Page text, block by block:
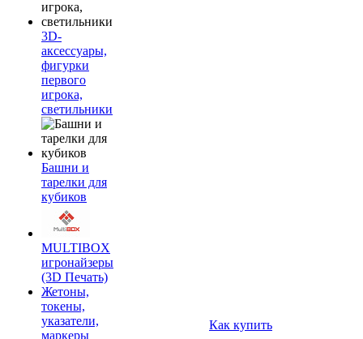
3D-
аксессуары,
фигурки
первого
игрока,
светильники
Башни и
тарелки для
кубиков
MULTIBOX
игронайзеры
(3D Печать)
Жетоны,
токены,
указатели,
маркеры
Как купить